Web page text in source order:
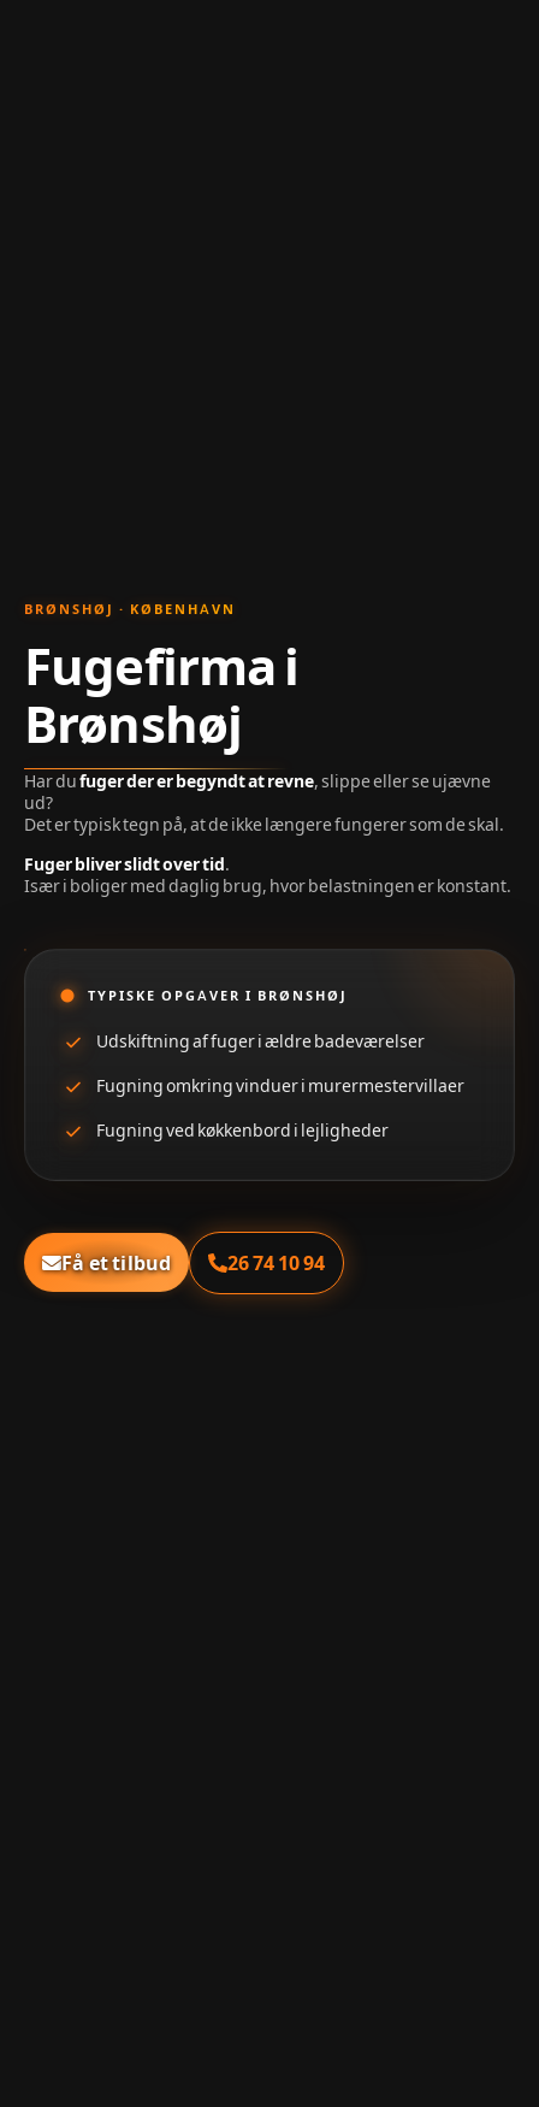
BRØNSHØJ · KØBENHAVN
Fugefirma i
Brønshøj
Har dufuger der er begyndt at revne, slippe eller se ujævne
ud?
Det er typisk tegn på, at de ikke længere fungerer som de skal.
Fuger bliver slidt over tid
Især i boliger med daglig brug, hvor belastningen er konstant.
TYPISKE OPGAVER I BRØNSHØJ
Udskiftning af fuger i ældre badeværelser
Fugning omkring vinduer i murermestervillaer
Fugning ved køkkenbord i lejligheder
Få et tilbud 26 74 10 94